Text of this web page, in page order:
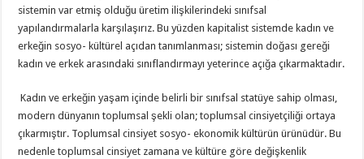
sistemin var etmiş olduğu üretim ilişkilerindeki sınıfsal
yapılandırmalarla karşılaşırız. Bu yüzden kapitalist sistemde kadın ve
erkeğin sosyo- kültürel açıdan tanımlanması; sistemin doğası gereği
kadın ve erkek arasındaki sınıflandırmayı yeterince açığa çıkarmaktadır.
Kadın ve erkeğin yaşam içinde belirli bir sınıfsal statüye sahip olması,
modern dünyanın toplumsal şekli olan; toplumsal cinsiyetçiliği ortaya
çıkarmıştır. Toplumsal cinsiyet sosyo- ekonomik kültürün ürünüdür. Bu
nedenle toplumsal cinsiyet zamana ve kültüre göre değişkenlik